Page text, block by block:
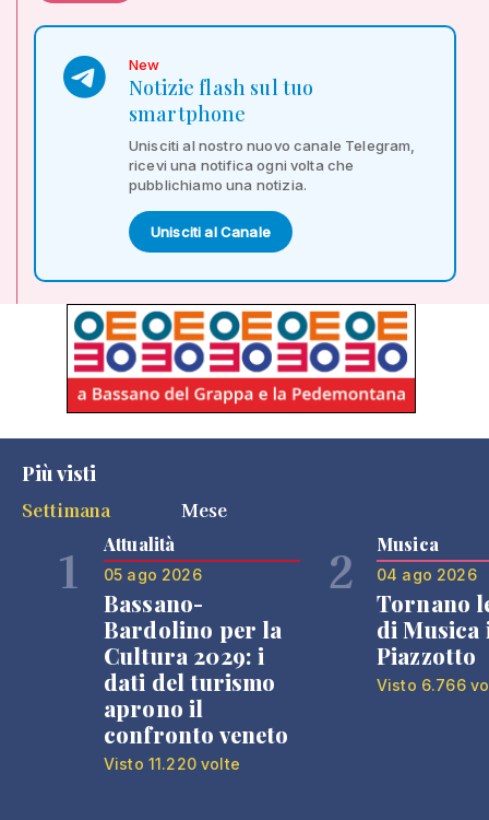
New
Notizie flash sul tuo
smartphone
Unisciti al nostro nuovo canale Telegram,
ricevi una notifica ogni volta che
pubblichiamo una notizia.
Unisciti al Canale
Più visti
Settimana
Mese
1 Attualità
05 ago 2026
Bassano-
Bardolino per la
Cultura 2029: i
dati del turismo
aprono il
confronto veneto
Visto 11.220 volte
2 Musica
04 ago 2026
Tornano
di Musica
Piazzotto
Visto 6.766